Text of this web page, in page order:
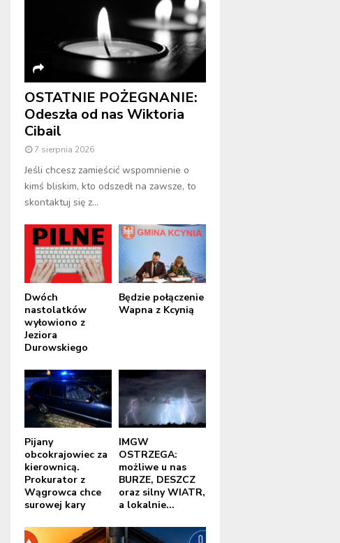
OSTATNIE POŻEGNANIE:
Odeszła od nas Wiktoria
Cibail
7 sierpnia 2026
Jeśli chcesz zamieścić wspomnienie o
kimś bliskim, kto odszedł na zawsze, to
skontaktuj się z...
Dwóch
nastolatków
wyłowiono z
Jeziora
Durowskiego
Będzie połączenie
Wapna z Kcynią
Pijany
obcokrajowiec za
kierownicą.
Prokurator z
Wągrowca chce
surowej kary
IMGW
OSTRZEGA:
możliwe u nas
BURZE, DESZCZ
oraz silny WIATR,
a lokalnie...